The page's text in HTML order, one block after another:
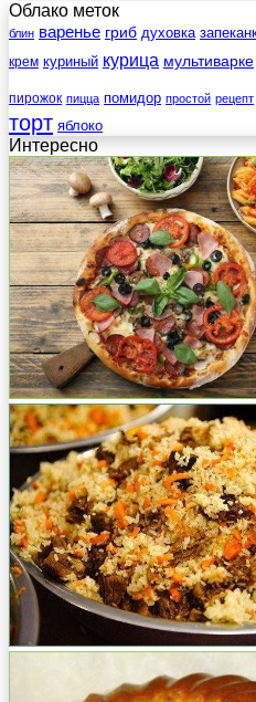
Облако меток
блин варенье гриб духовка
крем куриный курица мультиварке
пирожок пицца помидор простой рецепт
торт яблоко
Интересно